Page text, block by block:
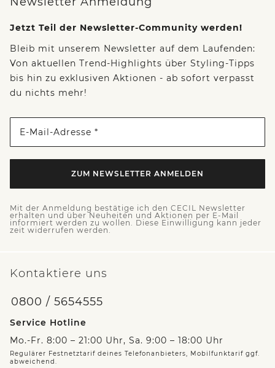
Jetzt Teil der Newsletter-Community werden!
Bleib mit unserem Newsletter auf dem Laufenden:
Von aktuellen Trend-Highlights über Styling-Tipps
bis hin zu exklusiven Aktionen - ab sofort verpasst
du nichts mehr!
E-Mail-Adresse *
ZUM NEWSLETTER ANMELDEN
Mit der Anmeldung bestätige ich den CECIL Newsletter
erhalten und über Neuheiten und Aktionen per E-Mail
informiert werden zu wollen. Diese Einwilligung kann jeder
zeit widerrufen werden.
Kontaktiere uns
0800 / 5654555
Service Hotline
Mo.-Fr. 8:00 – 21:00 Uhr, Sa. 9:00 – 18:00 Uhr
Regulärer Festnetztarif deines Telefonanbieters, Mobilfunktarif ggf.
abweichend.